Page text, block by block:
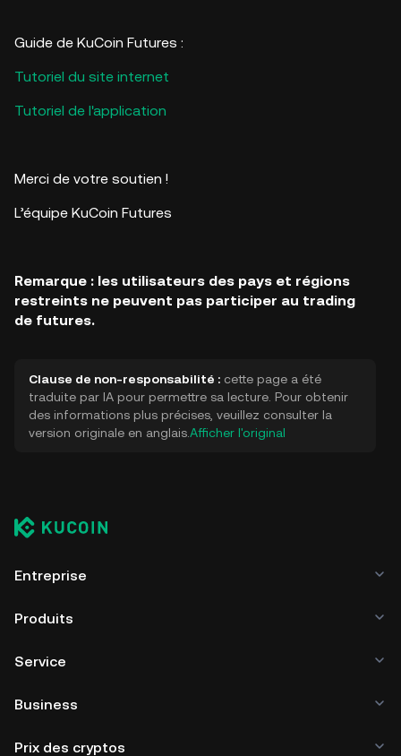
Guide de KuCoin Futures :
Tutoriel du site internet
Tutoriel de l'application
Merci de votre soutien !
L’équipe KuCoin Futures
Remarque : les utilisateurs des pays et régions
restreints ne peuvent pas participer au trading
de futures.
Clause de non-responsabilité : cette page a été
traduite par IA pour permettre sa lecture. Pour obtenir
des informations plus précises, veuillez consulter la
version originale en anglais.Afficher l'original
Entreprise
Produits
Service
Business
Prix des cryptos